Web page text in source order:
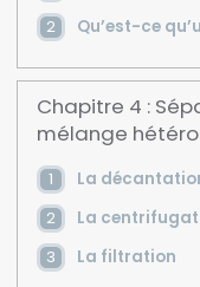
Qu’est-ce
Chapitre 4 :
mélange
La
La
La filtration